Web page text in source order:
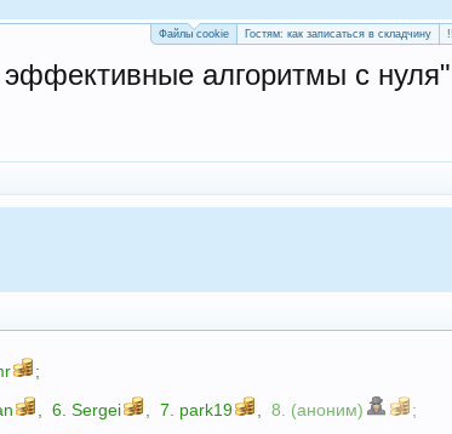
Файлы cookie Гостям: как записаться в складчину
алгоритмы с
;
6.Sergei 7. park19 8. (аноним) ;